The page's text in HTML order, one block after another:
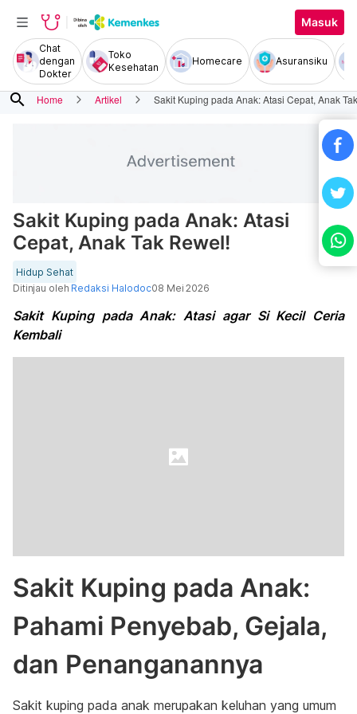
Masuk
Chat
dengan
Dokter
Toko
Kesehatan
Homecare Asuransiku
search Home Artikel Sakit Kuping pada Anak: Atasi Cepat, Anak
Sakit Kuping pada Anak: Atasi
Cepat, Anak Tak Rewel!
Hidup Sehat
Ditinjau oleh Redaksi Halodoc08 Mei 2026
Sakit Kuping pada Anak: Atasi agar Si Kecil Ceria
Kembali
Sakit Kuping pada Anak:
Pahami Penyebab, Gejala,
dan Penanganannya
Sakit kuping pada anak merupakan keluhan yang umum